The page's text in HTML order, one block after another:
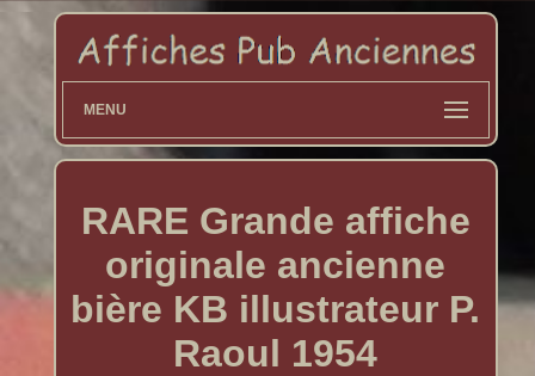
MENU
RARE Grande affiche
originale ancienne
bière KB illustrateur P.
Raoul 1954